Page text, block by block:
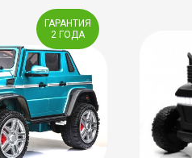
ГАРАНТИЯ
2 ГОДА